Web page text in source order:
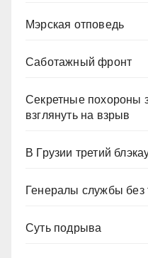
Мэрская отповедь
Саботажный фронт
Секретные похороны
взглянуть на взрыв
В Грузии третий
Генералы службы без
Суть подрыва